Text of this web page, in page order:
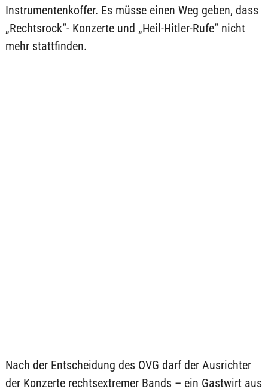
Instrumentenkoffer. Es müsse einen Weg geben, dass
„Rechtsrock“- Konzerte und „Heil-Hitler-Rufe“ nicht
mehr stattfinden.
Nach der Entscheidung des OVG darf der Ausrichter
der Konzerte rechtsextremer Bands – ein Gastwirt aus